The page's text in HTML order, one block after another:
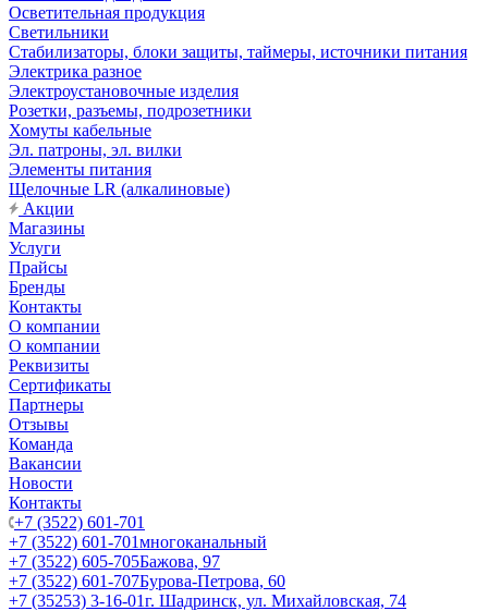
Осветительная продукция
Светильники
Стабилизаторы, блоки защиты, таймеры, источники питания
Электрика разное
Электроустановочные изделия
Розетки, разъемы, подрозетники
Хомуты кабельные
Эл. патроны, эл. вилки
Элементы питания
Щелочные LR (алкалиновые)
Акции
Магазины
Услуги
Прайсы
Бренды
Контакты
О компании
О компании
Реквизиты
Сертификаты
Партнеры
Отзывы
Команда
Вакансии
Новости
Контакты
+7 (3522) 601-701
+7 (3522) 601-701многоканальный
+7 (3522) 605-705Бажова, 97
+7 (3522) 601-707Бурова-Петрова, 60
+7 (35253) 3-16-01г. Шадринск, ул. Михайловская, 74